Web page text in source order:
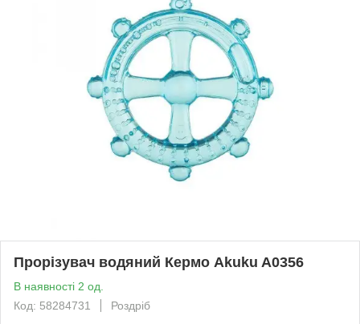
Прорізувач водяний Кермо Akuku A0356
В наявності 2 од.
Код: 58284731
Роздріб